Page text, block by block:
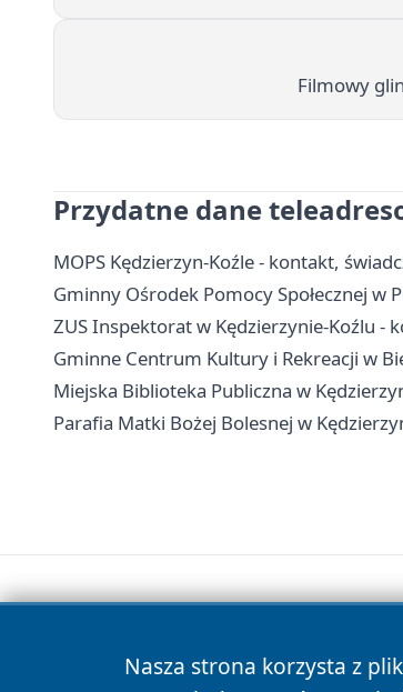
Filmowy
Przydatne dane
MOPS Kędzierzyn-Koźle - kontakt,
Gminny Ośrodek Pomocy Społecznej w
ZUS Inspektorat w Kędzierzynie-Koźlu -
Gminne Centrum Kultury i Rekreacji w
Miejska Biblioteka Publiczna w
Parafia Matki Bożej Bolesnej w
Nasza strona korzysta z